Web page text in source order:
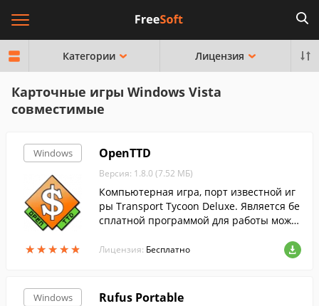
Категории Лицензия
Карточные игры Windows Vista
совместимые
Windows
★★★★★
★★★★★
OpenTTD
Версия: 1.8.0 (7.52 МБ)
Компьютерная игра, порт известной иг
ры Transport Tycoon Deluxe. Является бе
сплатной программой для работы можн
ой оригинальной Transport Tycoon Delux
Лицензия: Бесплатно
Windows Rufus Portable